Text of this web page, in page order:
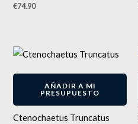
€74.90
AÑADIR A MI
PRESUPUESTO
Ctenochaetus Truncatus